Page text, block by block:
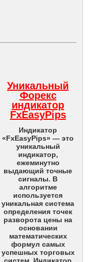
Уникальный
Форекс
индикатор
FxEasyPips
Индикатор
«FxEasyPips» — это
уникальный
индикатор,
ежеминутно
выдающий точные
сигналы. В
алгоритме
используется
уникальная система
определения точек
разворота цены на
основании
математических
формул самых
успешных торговых